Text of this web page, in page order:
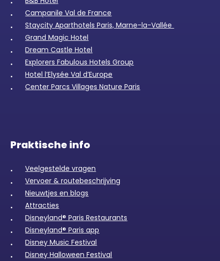
Campanile Val de France
Staycity Aparthotels Paris, Marne-la-Vallée
Grand Magic Hotel
Dream Castle Hotel
Explorers Fabulous Hotels Group
Hotel l’Elysée Val d’Europe
Center Parcs Villages Nature Paris
Praktische info
Veelgestelde vragen
Vervoer & routebeschrijving
Nieuwtjes en blogs
Attracties
Disneyland® Paris Restaurants
Disneyland® Paris app
Disney Music Festival
Disney Halloween Festival